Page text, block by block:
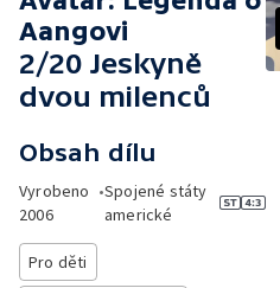
Aangovi
2/20 Jeskyně
dvou milenců
Obsah dílu
Vyrobeno
2006
•Spojené státy
americké
Pro děti